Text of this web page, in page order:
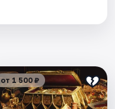
от 1 500 ₽